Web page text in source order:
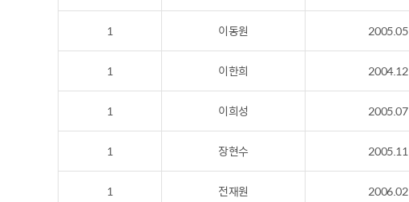
1 이동원 2005.05
1 이한희 2004.12
1 이희성 2005.07
1 장현수 2005.11
1 전재원 2006.02